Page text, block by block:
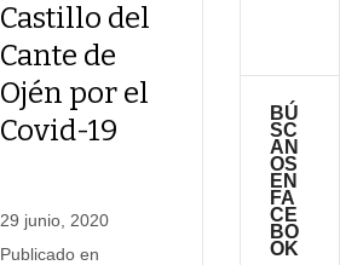
Castillo del
Cante de
Ojén por el
Covid-19
29 junio, 2020
Publicado en
12 febrero,
Publicado
Noticias
BÚ
SC
AN
OS
EN
FA
CE
BO
OK